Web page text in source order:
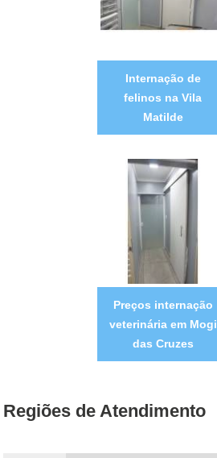
Internação de
felinos na Vila
Matilde
Preços internação
veterinária em Mogi
das Cruzes
Regiões de Atendimento